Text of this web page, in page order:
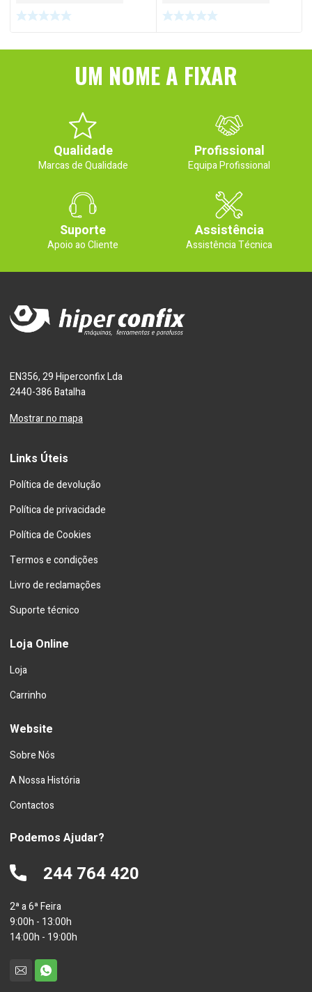
UM NOME A FIXAR
Qualidade
Marcas de Qualidade
Profissional
Equipa Profissional
Suporte
Apoio ao Cliente
Assistência
Assistência Técnica
EN356, 29 Hiperconfix Lda
2440-386 Batalha
Mostrar no mapa
Links Úteis
Política de devolução
Política de privacidade
Política de Cookies
Termos e condições
Livro de reclamações
Suporte técnico
Loja Online
Loja
Carrinho
Website
Sobre Nós
A Nossa História
Contactos
Podemos Ajudar?
244 764 420
2ª a 6ª Feira
9:00h - 13:00h
14:00h - 19:00h